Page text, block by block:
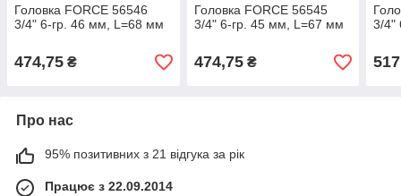
Головка FORCE 56546
3/4" 6-гр. 46 мм, L=68 мм
474,75 ₴
Головка FORCE 56545
3/4" 6-гр. 45 мм, L=67 мм
474,75₴
3/4"
Про нас
95% позитивних з 21 відгука за рік
Працює з 22.09.2014